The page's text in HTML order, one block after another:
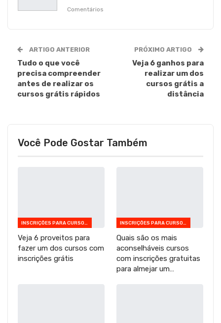
Comentários
ARTIGO ANTERIOR
Tudo o que você
precisa compreender
antes de realizar os
cursos grátis rápidos
PRÓXIMO ARTIGO
Veja 6 ganhos para
realizar um dos
cursos grátis a
distância
Você Pode Gostar Também
INSCRIÇÕES PARA CURSOS GRATUITOS
Veja 6 proveitos para
fazer um dos cursos com
inscrições grátis
INSCRIÇÕES PARA CURSOS GRATUITOS
Quais são os mais
aconselháveis cursos
com inscrições gratuitas
para almejar um…